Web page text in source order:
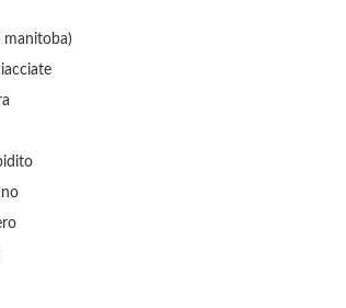
manitoba)